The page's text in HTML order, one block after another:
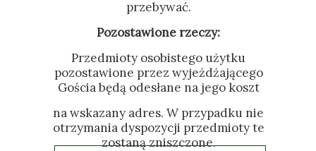
przebywać.
Pozostawione rzeczy:
Przedmioty osobistego użytku
pozostawione przez wyjeżdżającego
Gościa będą odesłane na jego koszt
na wskazany adres. W przypadku nie
otrzymania dyspozycji przedmioty te
zostaną zniszczone.